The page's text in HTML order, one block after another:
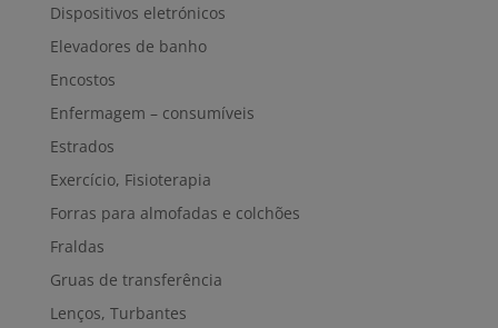
Dispositivos eletrónicos
Elevadores de banho
Encostos
Enfermagem – consumíveis
Estrados
Exercício, Fisioterapia
Forras para almofadas e colchões
Fraldas
Gruas de transferência
Lenços, Turbantes